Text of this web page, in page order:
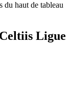
du haut de tableau
Ligue